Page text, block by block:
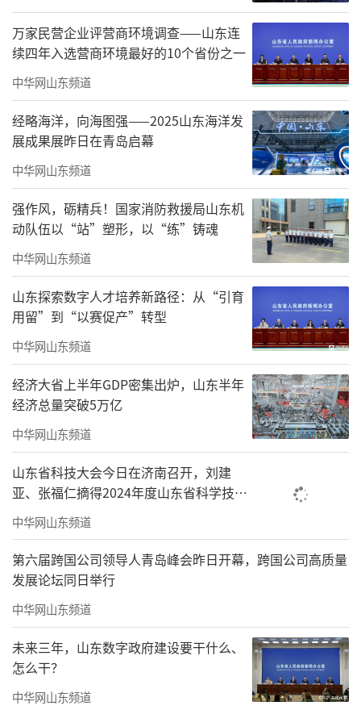
《白昼》布面丙烯1993年120×80cm
创作的内核
罗礼平近期的创作呈现两种面貌：当代水
墨探索与写生作品。他试图把中国水墨与当代
材料结合，寻找自己的呈现方式。
他的作品中似有一种“撕碎与重组”的痕
迹——从泼洒中重组，或将都市景观拆解为抽象
肌理，这是否是多年的设计教学经验留下
的“构成意识”起了作用？“是偶然性。手头
有一堆长条纸，画完后重新组合，发现不
错。”或许创作的迷人之处，就在于偶然之
间、可控与不可控之间的张力。
他看重“意象”与“抽象”的融合——“东
方‘意象’为抽象形式注入精神温度，西
方‘抽象’则为传统意象提供现代性的表达路
径。”这不是风格的拼接，而是让传统水墨在
当代语境中焕发活力。
关于创作动因，他谈到传统艺术创作
的“三重动因”——言志缘情、畅神娱人、经世
致用。在他看来，这三者在今天并不矛
盾：“坚持以人民为中心的创作导向，深入生
活扎根人民，与传统文化创作理念是相通
万家民营企业评营商环境调查——山东连
续四年入选营商环境最好的10个省份之一
中华网山东频道
经略海洋，向海图强——2025山东海洋发
展成果展昨日在青岛启幕
中华网山东频道
强作风，砺精兵！国家消防救援局山东机
动队伍以“站”塑形，以“练”铸魂
中华网山东频道
山东探索数字人才培养新路径：从“引育
用留”到“以赛促产”转型
中华网山东频道
经济大省上半年GDP密集出炉，山东半年
经济总量突破5万亿
中华网山东频道
山东省科技大会今日在济南召开，刘建
亚、张福仁摘得2024年度山东省科学技术
奖最高奖！
中华网山东频道
第六届跨国公司领导人青岛峰会昨日开幕，跨国公司高质量
发展论坛同日举行
中华网山东频道
未来三年，山东数字政府建设要干什么、
怎么干？
中华网山东频道